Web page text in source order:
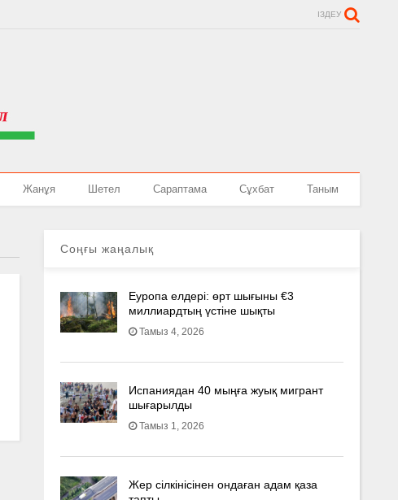
ІЗДЕУ
Жанұя Шетел Сараптама Сұхбат Таным
Соңғы жаңалық
Еуропа елдері: өрт шығыны €3
миллиардтың үстіне шықты
Тамыз 4, 2026
Испаниядан 40 мыңға жуық мигрант
шығарылды
Тамыз 1, 2026
Жер сілкінісінен ондаған адам қаза